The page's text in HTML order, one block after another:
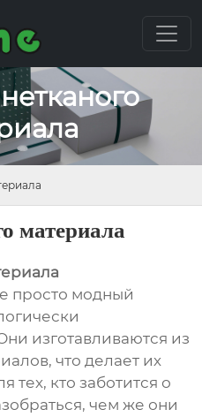
материала
просто модный
изготавливаются из
что делает их
тех, кто заботится о
чем же они